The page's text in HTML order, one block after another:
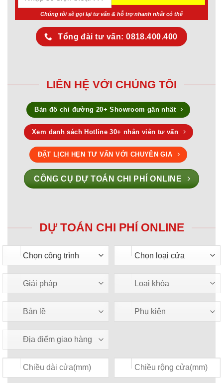
Chúng tôi sẽ gọi lại tư vấn & hỗ trợ nhanh nhất có thể
Tổng đài tư vấn: 0818.400.400
LIÊN HỆ VỚI CHÚNG TÔI
Bản đồ chỉ đường 20+ Showroom gần nhất
Xem danh sách Hotline 30+ nhân viên tư vấn
ĐẶT LỊCH HẸN TƯ VẤN VỚI CHUYÊN GIA
CÔNG CỤ DỰ TOÁN CHI PHÍ ONLINE
DỰ TOÁN CHI PHÍ ONLINE